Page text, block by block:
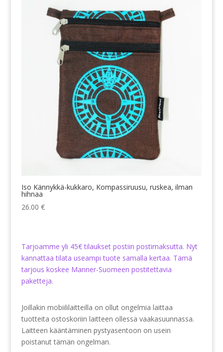
Iso Kännykkä-kukkaro, Kompassiruusu, ruskea, ilman
hihnaa
26.00 €
Tarjoamme yli 45€ tilaukset postiin postimaksutta. Nyt
kannattaa tilata useampi tuote samalla kertaa. Tämä
tarjous koskee Manner-Suomeen postitettavia
paketteja.
Joillakin mobiililaitteilla on ollut ongelmia laittaa
tuotteita ostoskoriin laitteen ollessa vaakasuunnassa.
Laitteen kääntäminen pystyasentoon on usein
poistanut tämän ongelman.